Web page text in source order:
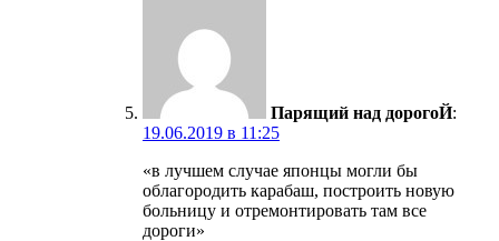
Парящий над дорогоЙ:
19.06.2019 в 11:25
«в лучшем случае японцы могли бы
облагородить карабаш, построить новую
больницу и отремонтировать там все
дороги»